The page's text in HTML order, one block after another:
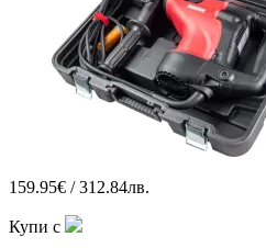
159.95€ / 312.84лв.
Купи с